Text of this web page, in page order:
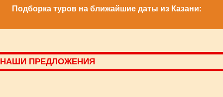
Подборка туров на ближайшие даты из Казани:
НАШИ ПРЕДЛОЖЕНИЯ